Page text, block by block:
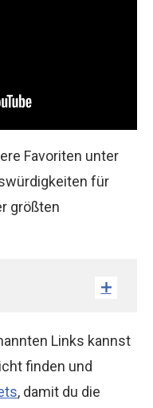
Favoriten unter
für
größten
Links kannst
finden und
, damit du die